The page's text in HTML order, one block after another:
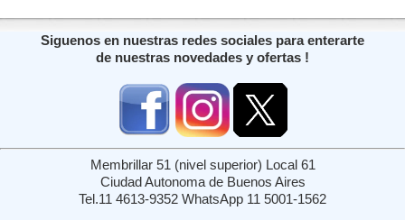
Siguenos en nuestras redes sociales para enterarte
de nuestras novedades y ofertas !
Membrillar 51 (nivel superior) Local 61
Ciudad Autonoma de Buenos Aires
Tel.11 4613-9352 WhatsApp 11 5001-1562